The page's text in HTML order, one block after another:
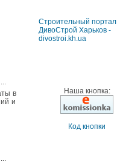
...
в
и
...
Строительный портал
ДивоСтрой Харьков -
divostroi.kh.ua
Наша кнопка:
Код кнопки